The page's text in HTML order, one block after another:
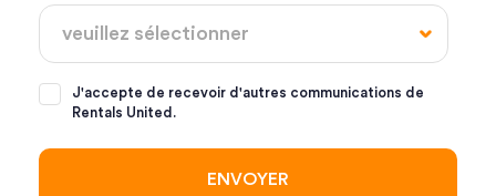
J'accepte de recevoir d'autres communications de
Rentals United.